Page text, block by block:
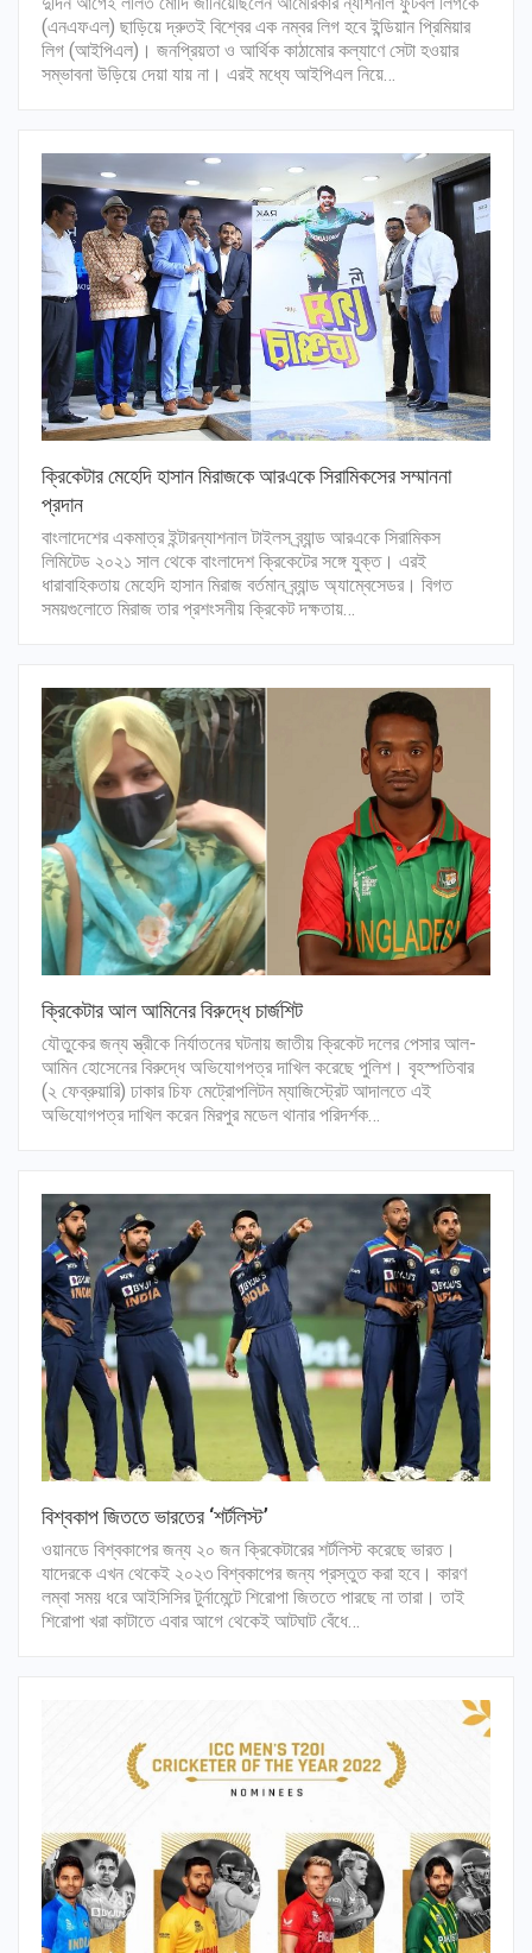
(এনএফএল) ছাড়িয়ে দ্রুতই বিশ্বের এক নম্বর লিগ হবে ইন্ডিয়ান প্রিমিয়ার
লিগ (আইপিএল)। জনপ্রিয়তা ও আর্থিক কাঠামোর কল্যাণে সেটা হওয়ার
সম্ভাবনা উড়িয়ে দেয়া যায় না। এরই মধ্যে আইপিএল নিয়ে…
ক্রিকেটার মেহেদি হাসান মিরাজকে আরএকে সিরামিকসের সম্মাননা
প্রদান
বাংলাদেশের একমাত্র ইন্টারন্যাশনাল টাইলস ব্র্যান্ড আরএকে সিরামিকস
লিমিটেড ২০২১ সাল থেকে বাংলাদেশ ক্রিকেটের সঙ্গে যুক্ত। এরই
ধারাবাহিকতায় মেহেদি হাসান মিরাজ বর্তমান ব্র্যান্ড অ্যাম্বেসেডর। বিগত
সময়গুলোতে মিরাজ তার প্রশংসনীয় ক্রিকেট দক্ষতায়…
ক্রিকেটার আল আমিনের বিরুদ্ধে চার্জশিট
যৌতুকের জন্য স্ত্রীকে নির্যাতনের ঘটনায় জাতীয় ক্রিকেট দলের পেসার আল-
আমিন হোসেনের বিরুদ্ধে অভিযোগপত্র দাখিল করেছে পুলিশ। বৃহস্পতিবার
(২ ফেব্রুয়ারি) ঢাকার চিফ মেট্রোপলিটন ম্যাজিস্ট্রেট আদালতে এই
অভিযোগপত্র দাখিল করেন মিরপুর মডেল থানার পরিদর্শক…
বিশ্বকাপ জিততে ভারতের ‘শর্টলিস্ট’
ওয়ানডে বিশ্বকাপের জন্য ২০ জন ক্রিকেটারের শর্টলিস্ট করেছে ভারত।
যাদেরকে এখন থেকেই ২০২৩ বিশ্বকাপের জন্য প্রস্তুত করা হবে। কারণ
লম্বা সময় ধরে আইসিসির টুর্নামেন্টে শিরোপা জিততে পারছে না তারা। তাই
শিরোপা খরা কাটাতে এবার আগে থেকেই আটঘাট বেঁধে…